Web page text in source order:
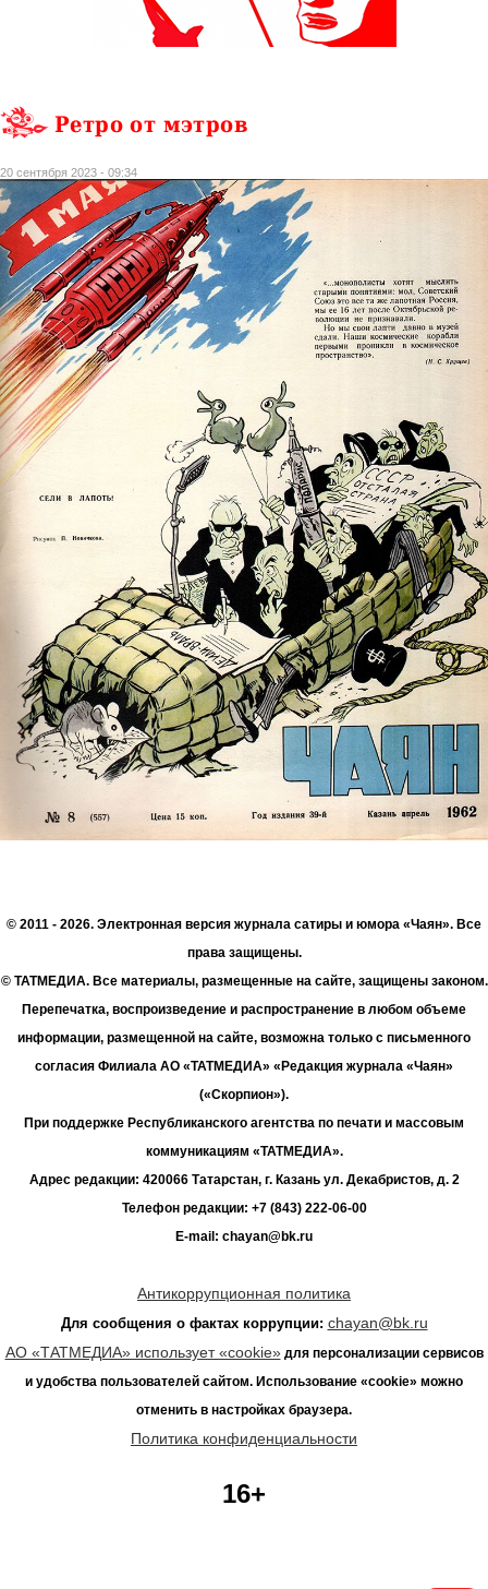
Ретро от мэтров
20 сентября 2023 - 09:34
© 2011 - 2026. Электронная версия журнала сатиры и юмора «Чаян». Все
права защищены.
© ТАТМЕДИА. Все материалы, размещенные на сайте, защищены законом.
Перепечатка, воспроизведение и распространение в любом объеме
информации, размещенной на сайте, возможна только с письменного
согласия Филиала АО «ТАТМЕДИА» «Редакция журнала «Чаян»
(«Скорпион»).
При поддержке Республиканского агентства по печати и массовым
коммуникациям «ТАТМЕДИА».
Адрес редакции: 420066 Татарстан, г. Казань ул. Декабристов, д. 2
Телефон редакции: +7 (843) 222-06-00
E-mail: chayan@bk.ru
Антикоррупционная политика
Для сообщения о фактах коррупции: chayan@bk.ru
АО «ТАТМЕДИА» использует «cookie»для персонализации сервисов
и удобства пользователей сайтом. Использование «cookie» можно
отменить в настройках браузера.
Политика конфиденциальности
16+